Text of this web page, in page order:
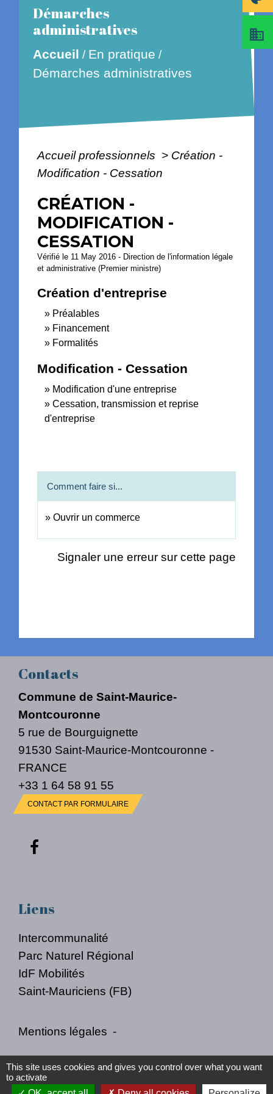
Démarches
administratives
Accueil / En pratique /
Démarches administratives
Accueil professionnels > Création -
Modification - Cessation
CRÉATION -
MODIFICATION -
CESSATION
Vérifié le 11 May 2016 - Direction de l'information légale
et administrative (Premier ministre)
Création d'entreprise
Préalables
Financement
Formalités
Modification - Cessation
Modification d'une entreprise
Cessation, transmission et reprise
d'entreprise
Comment faire si...
Ouvrir un commerce
Signaler une erreur sur cette page
business
Contacts
Commune de Saint-Maurice-
Montcouronne
5 rue de Bourguignette
91530 Saint-Maurice-Montcouronne -
FRANCE
+33 1 64 58 91 55
CONTACT PAR FORMULAIRE
Liens
Intercommunalité
Parc Naturel Régional
IdF Mobilités
Saint-Mauriciens (FB)
Mentions légales -
Politique de confidentialité - Accessibilité -
Plan du site - Gestion des cookies
This site uses cookies and gives you control over what you want
to activate